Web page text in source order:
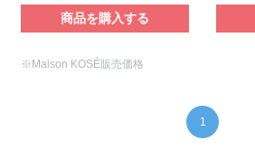
商品を購入する
※Maison KOSÉ販売価格
1